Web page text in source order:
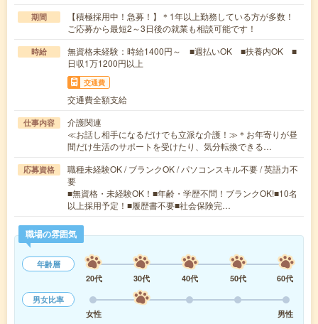
期間
【積極採用中！急募！】＊1年以上勤務している方が多数！
ご応募から最短2～3日後の就業も相談可能です！
時給
無資格未経験：時給1400円～ ■週払いOK ■扶養内OK ■
日収1万1200円以上
交通費
交通費全額支給
仕事内容
介護関連
≪お話し相手になるだけでも立派な介護！≫＊お年寄りが昼
間だけ生活のサポートを受けたり、気分転換できる…
応募資格
職種未経験OK / ブランクOK / パソコンスキル不要 / 英語力不
要
■無資格・未経験OK！■年齢・学歴不問！ブランクOK!■10名
以上採用予定！■履歴書不要■社会保険完…
職場の雰囲気
年齢層
20代
30代 40代 50代
60代
男女比率
女性
男性